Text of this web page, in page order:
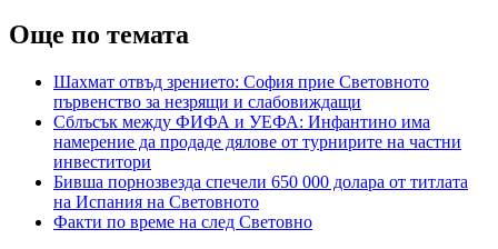
Още по темата
Шахмат отвъд зрението: София прие Световното
първенство за незрящи и слабовиждащи
Сблъсък между ФИФА и УЕФА: Инфантино има
намерение да продаде дялове от турнирите на частни
инвеститори
Бивша порнозвезда спечели 650 000 долара от титлата
на Испания на Световното
Факти по време на след Световно